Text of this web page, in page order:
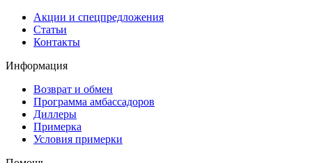
Акции и спецпредложения
Статьи
Контакты
Информация
Возврат и обмен
Программа амбассадоров
Диллеры
Примерка
Условия примерки